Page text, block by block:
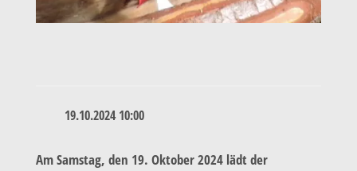
19.10.2024 10:00
Am Samstag, den 19. Oktober 2024 lädt der